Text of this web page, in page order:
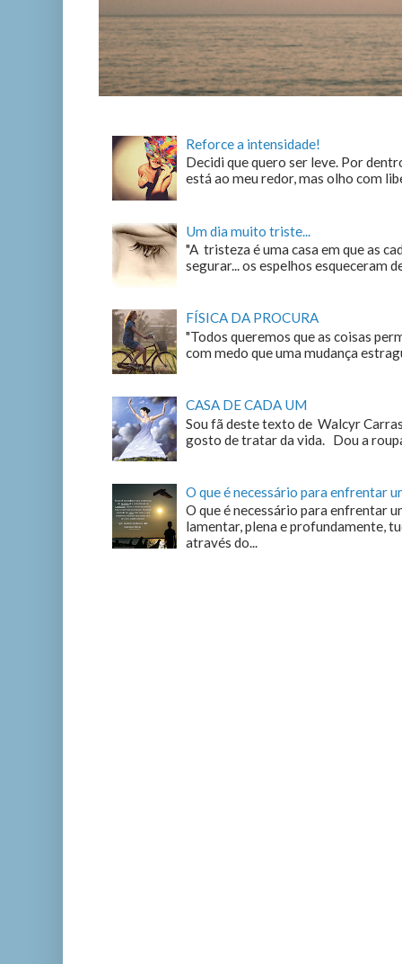
Reforce a intensidade!
Decidi que quero ser leve. Por
está ao meu redor, mas olho com
Um dia muito triste...
"A tristeza é uma casa em que as
segurar... os espelhos esqueceram
FÍSICA DA PROCURA
"Todos queremos que as coisas
com medo que uma mudança
CASA DE CADA UM
Sou fã deste texto de Walcyr
gosto de tratar da vida. Dou a
O que é necessário para enfrentar
O que é necessário para enfrentar
lamentar, plena e profundamente,
através do...